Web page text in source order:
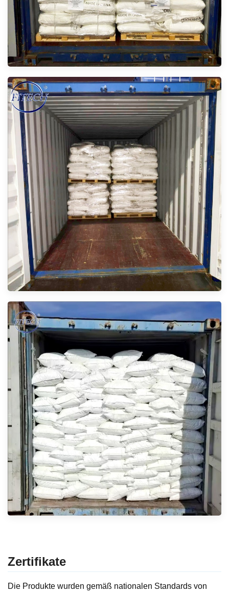
Zertifikate
Die Produkte wurden gemäß nationalen Standards von